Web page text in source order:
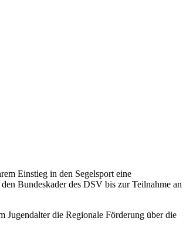
Einstieg in den Segelsport eine
Bundeskader des DSV bis zur Teilnahme an
Jugendalter die Regionale Förderung über die